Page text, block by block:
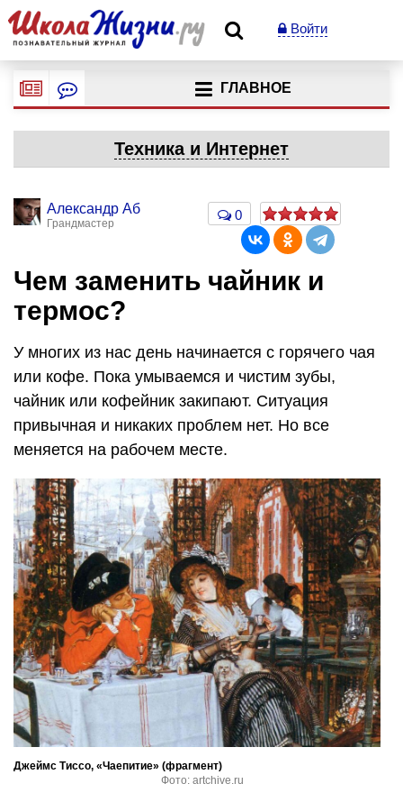
Войти
ГЛАВНОЕ
Техника и Интернет
Александр Аб
Грандмастер
0
Чем заменить чайник и
термос?
У многих из нас день начинается с горячего чая
или кофе. Пока умываемся и чистим зубы,
чайник или кофейник закипают. Ситуация
привычная и никаких проблем нет. Но все
меняется на рабочем месте.
Джеймс Тиссо, «Чаепитие» (фрагмент)
Фото: artchive.ru